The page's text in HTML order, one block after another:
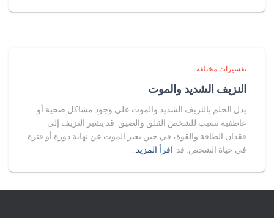
تفسيرات مختلفة
النزيف الشديد والموت
يدل الحلم بالنزيف الشديد والموت على وجود مشاكل صحية أو
عاطفية تسبب للشخص القلق والضيق. قد يشير النزيف إلى
فقدان الطاقة والقوة، في حين يعبر الموت عن نهاية دورة أو فترة
في حياة الشخص. قد اقرأ المزيد…